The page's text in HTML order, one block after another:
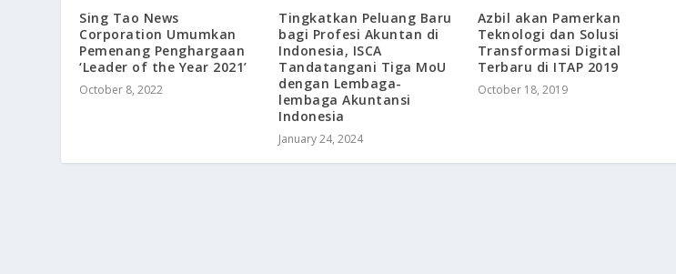
Sing Tao News
Corporation Umumkan
Pemenang Penghargaan
‘Leader of the Year 2021’
October 8, 2022
Tingkatkan Peluang Baru
bagi Profesi Akuntan di
Indonesia, ISCA
Tandatangani Tiga MoU
dengan Lembaga-
lembaga Akuntansi
Indonesia
January 24, 2024
Azbil akan Pamerkan
Teknologi dan Solusi
Transformasi Digital
Terbaru di ITAP 2019
October 18, 2019